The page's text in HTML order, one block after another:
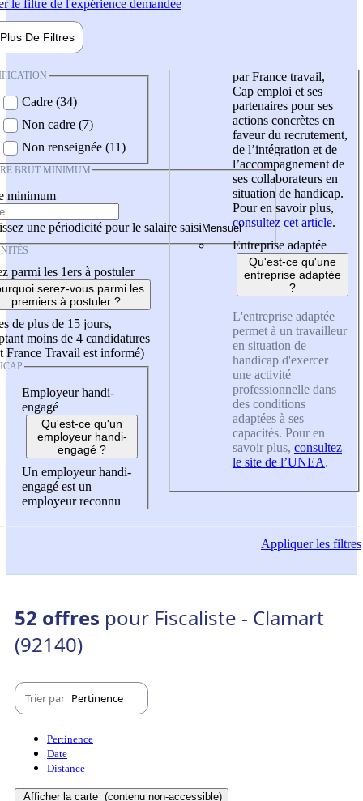
le filtre de l'expérience demandée
Plus De Filtres
Cadre (34)
Non cadre (7)
Non renseignée (11)
BRUT MINIMUM
minimum
une périodicité pour le salaire saisi
parmi les 1ers à postuler
serez-vous parmi les
premiers à postuler ?
de plus de 15 jours,
moins de 4 candidatures
France Travail est informé)
Employeur handi-
engagé
Qu'est-ce qu'un
employeur handi-
engagé ?
Un employeur handi-
engagé est un
employeur reconnu
par France travail,
Cap emploi et ses
partenaires pour ses
actions concrètes en
faveur du recrutement,
de l’intégration et de
l’accompagnement de
ses collaborateurs en
situation de handicap.
Pour en savoir plus,
consultez cet article.
Entreprise adaptée
Qu'est-ce qu'une
entreprise adaptée
?
L'entreprise adaptée
permet à un travailleur
en situation de
handicap d'exercer
une activité
professionnelle dans
des conditions
adaptées à ses
capacités. Pour en
savoir plus, consultez
le site de l’UNEA.
Appliquerles filtres
52 offres pour Fiscaliste - Clamart
(92140)
Trier par Pertinence
Pertinence
Date
Distance
Afficher la carte (contenu non-accessible)